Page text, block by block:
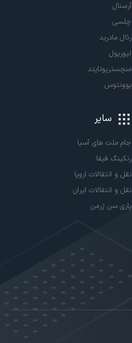
آرسنال
چلسی
رئال مادرید
لیورپول
منچستریونایتد
یوونتوس
سایر
جام ملت های آسیا
رنکینگ فیفا
نقل و انتقالات اروپا
نقل و انتقالات ایران
پاری سن ژرمن